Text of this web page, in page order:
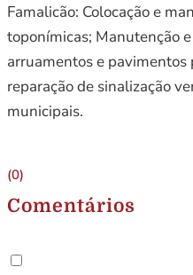
Famalicão: Colocação e
toponímicas; Manutenção
arruamentos e pavimentos
reparação de sinalização
municipais.
(0)
Comentários